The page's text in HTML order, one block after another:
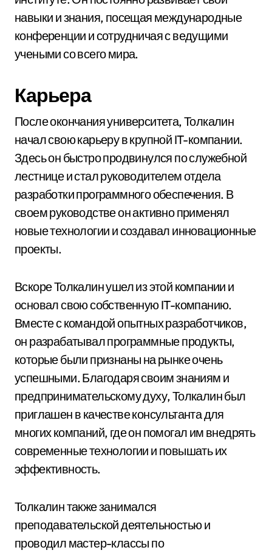
навыки и знания, посещая международные
конференции и сотрудничая с ведущими
учеными со всего мира.
Карьера
После окончания университета, Толкалин
начал свою карьеру в крупной IT-компании.
Здесь он быстро продвинулся по служебной
лестнице и стал руководителем отдела
разработки программного обеспечения. В
своем руководстве он активно применял
новые технологии и создавал инновационные
проекты.
Вскоре Толкалин ушел из этой компании и
основал свою собственную IT-компанию.
Вместе с командой опытных разработчиков,
он разрабатывал программные продукты,
которые были признаны на рынке очень
успешными. Благодаря своим знаниям и
предпринимательскому духу, Толкалин был
приглашен в качестве консультанта для
многих компаний, где он помогал им внедрять
современные технологии и повышать их
эффективность.
Толкалин также занимался
преподавательской деятельностью и
проводил мастер-классы по